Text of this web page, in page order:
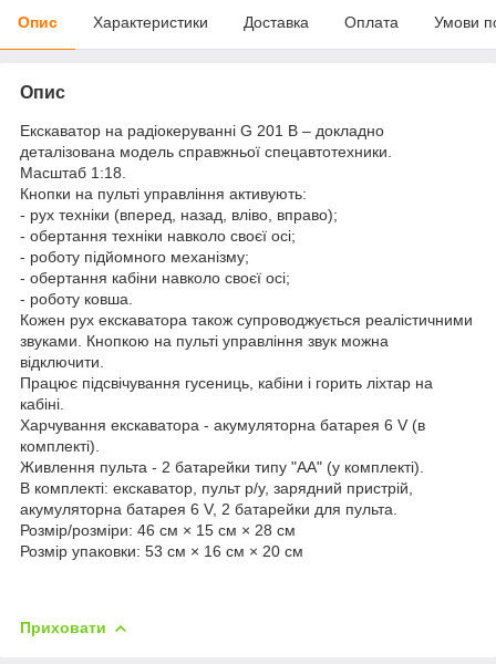
Опис Характеристики Доставка Оплата Умови
Опис
Екскаватор на радіокеруванні G 201 В – докладно
деталізована модель справжньої спецавтотехники.
Масштаб 1:18.
Кнопки на пульті управління активують:
- рух техніки (вперед, назад, вліво, вправо);
- обертання техніки навколо своєї осі;
- роботу підйомного механізму;
- обертання кабіни навколо своєї осі;
- роботу ковша.
Кожен рух екскаватора також супроводжується реалістичними
звуками. Кнопкою на пульті управління звук можна
відключити.
Працює підсвічування гусениць, кабіни і горить ліхтар на
кабіні.
Харчування екскаватора - акумуляторна батарея 6 V (в
комплекті).
Живлення пульта - 2 батарейки типу "АА" (у комплекті).
В комплекті: екскаватор, пульт р/у, зарядний пристрій,
акумуляторна батарея 6 V, 2 батарейки для пульта.
Розмір/розміри: 46 см × 15 см × 28 см
Розмір упаковки: 53 см × 16 см × 20 см
Приховати